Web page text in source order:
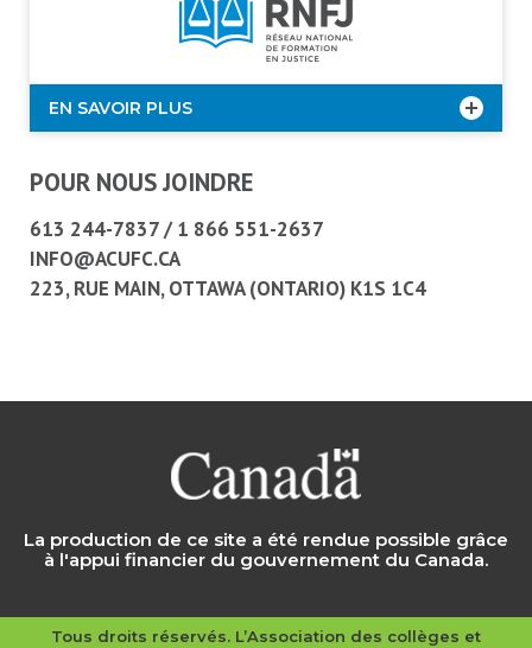
EN SAVOIR PLUS
POUR NOUS JOINDRE
613 244-7837/1 866 551-2637
INFO@ACUFC.CA
223, RUE MAIN, OTTAWA (ONTARIO) K1S 1C4
La production de ce site a été rendue possible grâce
à l'appui financier du gouvernement du Canada.
Tous droits réservés. L’Association des collèges et